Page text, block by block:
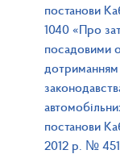
постанови
1040 «Про
посадовими
дотриманням
постанови
2012 р. №